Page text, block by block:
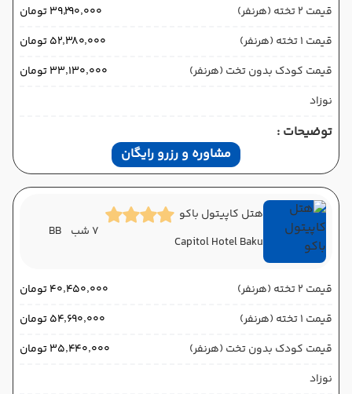
قیمت 2 تخته (هرنفر)
۳۹٬۲۹۰٬۰۰۰ تومان
قیمت 1 تخته (هرنفر)
۵۲٬۳۸۰٬۰۰۰ تومان
قیمت کودک بدون تخت (هرنفر)
۳۳٬۱۳۰٬۰۰۰ تومان
نوزاد
توضیحات :
مشاوره و رزرو رایگان
هتل کاپیتول باکو
Capitol Hotel Baku
7 شب BB
قیمت 2 تخته (هرنفر)
۴۰٬۴۵۰٬۰۰۰ تومان
قیمت 1 تخته (هرنفر)
۵۴٬۶۹۰٬۰۰۰ تومان
قیمت کودک بدون تخت (هرنفر)
۳۵٬۴۴۰٬۰۰۰ تومان
نوزاد